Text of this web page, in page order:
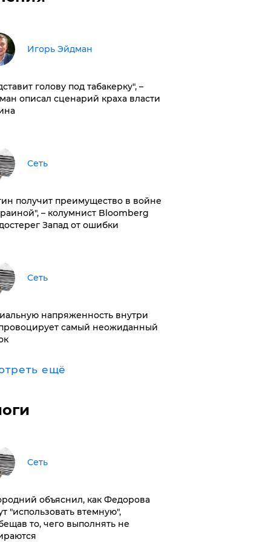
Игорь Эйдман
голову под табакерку", –
описал сценарий краха власти
Сеть
получит преимущество в войне
– колумнист Bloomberg
Запад от ошибки
Сеть
напряженность внутри
самый неожиданный
ещё
Сеть
объяснил, как Федорова
"использовать втемную",
то, чего выполнять не